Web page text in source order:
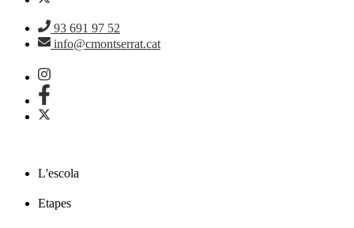
93 691 97 52
info@cmontserrat.cat
L'escola
Etapes